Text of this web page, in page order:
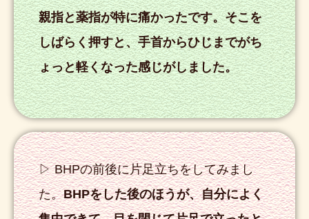
親指と薬指が特に痛かったです。そこを
しばらく押すと、手首からひじまでがち
ょっと軽くなった感じがしました。
▷ BHPの前後に片足立ちをしてみまし
た。BHPをした後のほうが、自分によく